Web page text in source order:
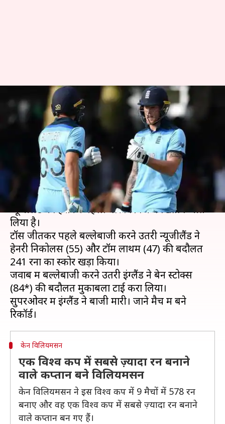
विश्व कप फाइनल: मैच टाई होने के
बाद सुपर ओवर भी टाई, विश्व विजेता
बना इंग्लैंड
Neeraj Pandey Jul 15, 2019 12:20 am
क्या है खबर?
विश्व कप 2019 के फाइनल मुकाबले में इंग्लैंड ने
न्यूजीलैंड को हराकर पहली बार विश्व कप खिताब जीत
लिया है।
टॉस जीतकर पहले बल्लेबाजी करने उतरी न्यूजीलैंड ने
हेनरी निकोलस (55) और टॉम लाथम (47) की बदौलत
241 रनों का स्कोर खड़ा किया।
जवाब में बल्लेबाजी करने उतरी इंग्लैंड ने बेन स्टोक्स
(84*) की बदौलत मुकाबला टाई करा लिया।
सुपरओवर में इंग्लैंड ने बाजी मारी। जाने मैच में बने
केन विलियमसन
एक विश्व कप में सबसे ज़्यादा रन बनाने
वाले कप्तान बने विलियमसन
केन विलियमसन ने इस विश्व कप में 9 मैचों में 578 रन
बनाए और वह एक विश्व कप में सबसे ज़्यादा रन बनाने
वाले कप्तान बन गए हैं।